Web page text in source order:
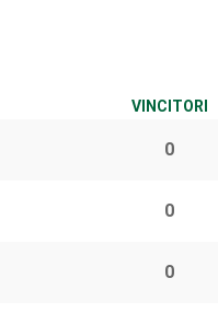
VINCITORI
0
0
0